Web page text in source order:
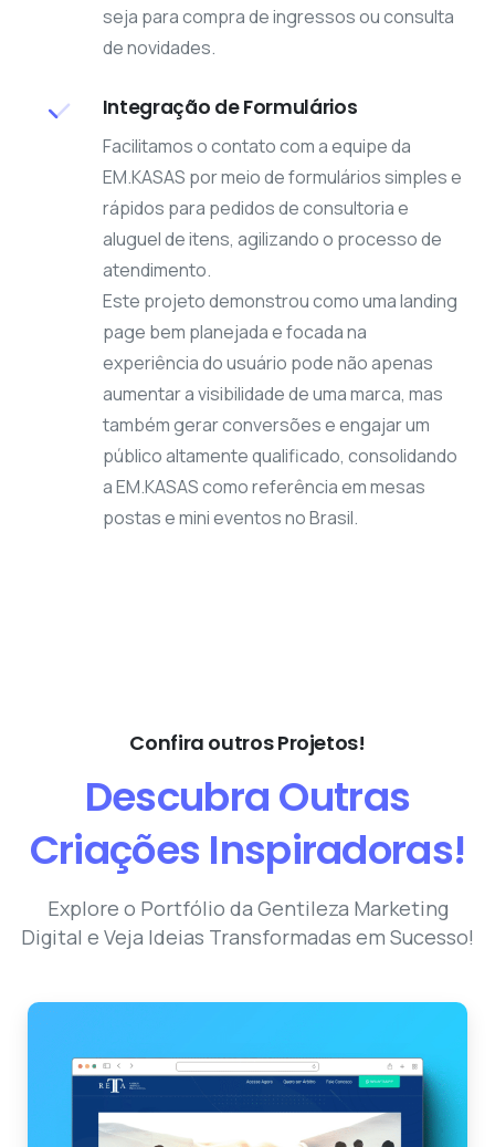
seja para compra de ingressos ou consulta
de novidades.
Integração de Formulários
Facilitamos o contato com a equipe da
EM.KASAS por meio de formulários simples e
rápidos para pedidos de consultoria e
aluguel de itens, agilizando o processo de
atendimento.
Este projeto demonstrou como uma landing
page bem planejada e focada na
experiência do usuário pode não apenas
aumentar a visibilidade de uma marca, mas
também gerar conversões e engajar um
público altamente qualificado, consolidando
a EM.KASAS como referência em mesas
postas e mini eventos no Brasil.
Confira outros Projetos!
DescubraOutras
Criações Inspiradoras!
Explore o Portfólio da Gentileza Marketing
Digital e Veja Ideias Transformadas em Sucesso!